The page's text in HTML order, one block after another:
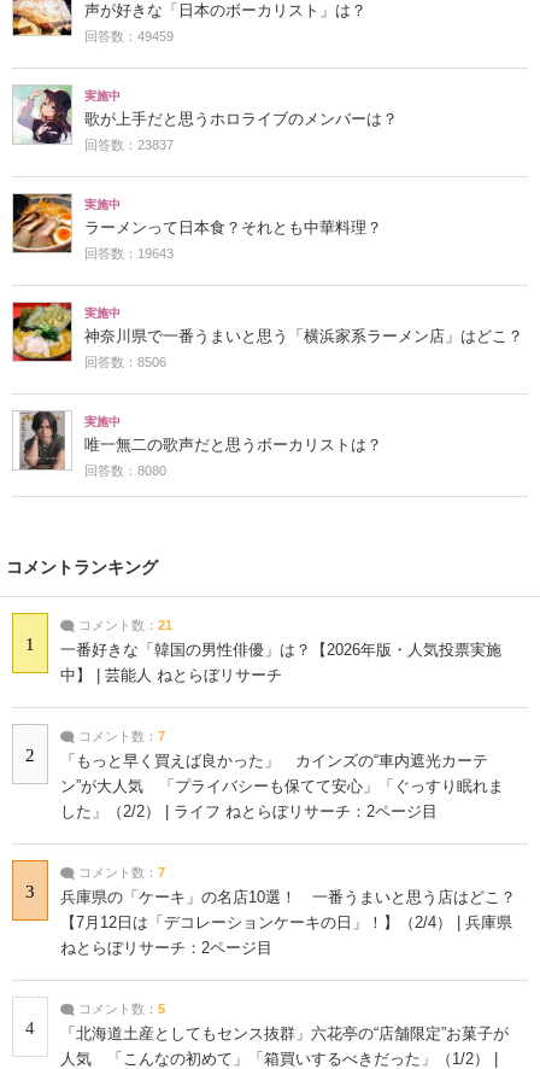
声が好きな「日本のボーカリスト」は？
回答数：49459
実施中
歌が上手だと思うホロライブのメンバーは？
回答数：23837
実施中
ラーメンって日本食？それとも中華料理？
回答数：19643
実施中
神奈川県で一番うまいと思う「横浜家系ラーメン店」はどこ？
回答数：8506
実施中
唯一無二の歌声だと思うボーカリストは？
回答数：8080
コメントランキング
1
コメント数： 21
一番好きな「韓国の男性俳優」は？【2026年版・人気投票実施
中】 | 芸能人 ねとらぼリサーチ
2
コメント数： 7
「もっと早く買えば良かった」 カインズの“車内遮光カーテ
ン”が大人気 「プライバシーも保てて安心」「ぐっすり眠れま
した」（2/2） | ライフ ねとらぼリサーチ：2ページ目
3
コメント数： 7
兵庫県の「ケーキ」の名店10選！ 一番うまいと思う店はどこ？
【7月12日は「デコレーションケーキの日」！】（2/4） | 兵庫県
ねとらぼリサーチ：2ページ目
4
コメント数： 5
「北海道土産としてもセンス抜群」六花亭の“店舗限定”お菓子が
人気 「こんなの初めて」「箱買いするべきだった」（1/2） |